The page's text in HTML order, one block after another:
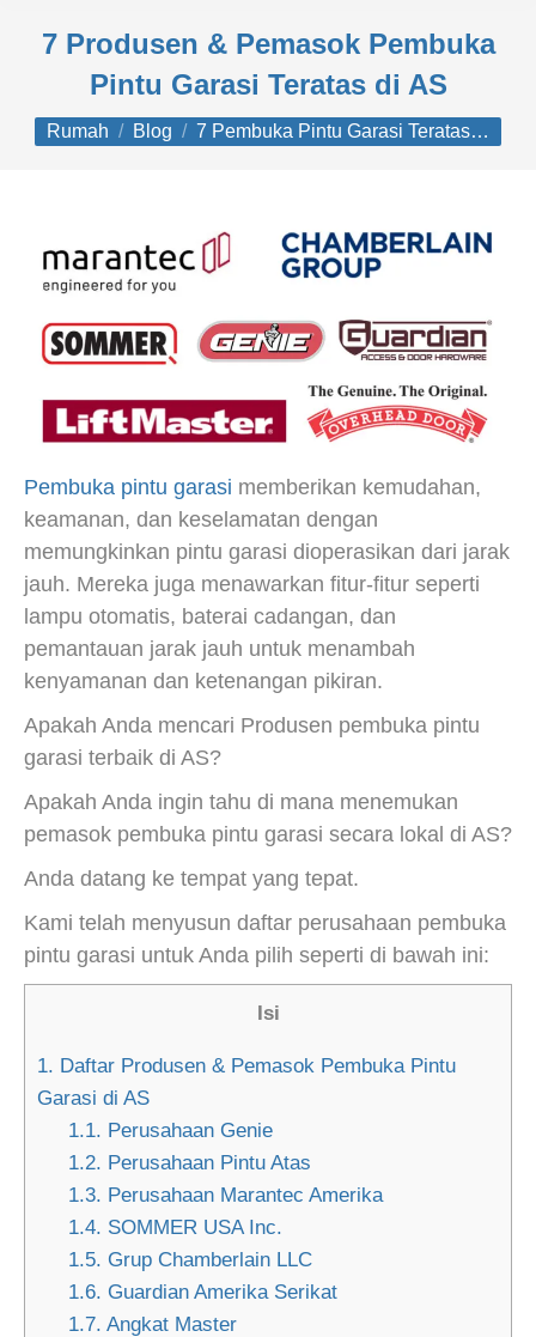
7 Produsen & Pemasok Pembuka
Pintu Garasi Teratas di AS
Anda di sini:
Rumah Blog 7 Pembuka Pintu Garasi Teratas…
Pembuka pintu garasi memberikan kemudahan,
keamanan, dan keselamatan dengan
memungkinkan pintu garasi dioperasikan dari jarak
jauh. Mereka juga menawarkan fitur-fitur seperti
lampu otomatis, baterai cadangan, dan
pemantauan jarak jauh untuk menambah
kenyamanan dan ketenangan pikiran.
Apakah Anda mencari Produsen pembuka pintu
garasi terbaik di AS?
Apakah Anda ingin tahu di mana menemukan
pemasok pembuka pintu garasi secara lokal di AS?
Anda datang ke tempat yang tepat.
Kami telah menyusun daftar perusahaan pembuka
pintu garasi untuk Anda pilih seperti di bawah ini:
Isi
1. Daftar Produsen & Pemasok Pembuka Pintu
Garasi di AS
1.1. Perusahaan Genie
1.2. Perusahaan Pintu Atas
1.3. Perusahaan Marantec Amerika
1.4. SOMMER USA Inc.
1.5. Grup Chamberlain LLC
1.6. Guardian Amerika Serikat
1.7. Angkat Master